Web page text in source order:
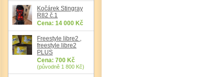
Kočárek Stingray
R82 č.1
Cena: 14 000 Kč
Freestyle libre2 ,
freestyle libre2
PLUS
Cena: 700 Kč
(původně 1 800 Kč)